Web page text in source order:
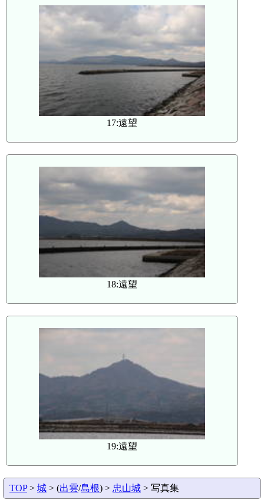
17:遠望
18:遠望
19:遠望
TOP> 城 > (出雲/島根) > 忠山城 > 写真集